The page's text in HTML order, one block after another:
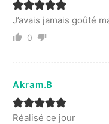
J’avais jamais goûté
0
Akram.B
Réalisé ce jour